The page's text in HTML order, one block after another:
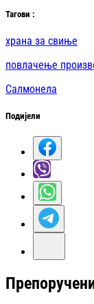
Тагови :
храна за свиње
повлачење
Салмонела
Подијели